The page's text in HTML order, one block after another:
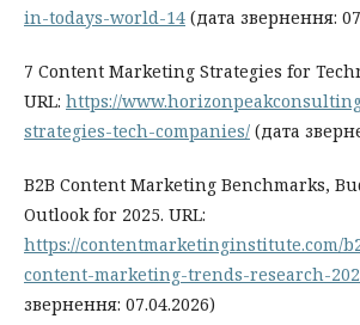
in-todays-world-14 (дата звернення:
7 Content Marketing Strategies for
URL: https://
strategies-tech-companies/ (дата
B2B Content Marketing Benchmarks,
Outlook for 2025. URL:
https://contentmarketinginstitute.com/
content-marketing-trends-research-
звернення: 07.04.2026)